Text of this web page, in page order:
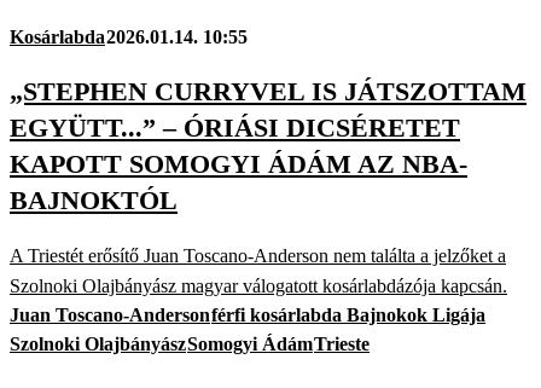
Kosárlabda2026.01.14. 10:55
„STEPHEN CURRYVEL IS JÁTSZOTTAM
EGYÜTT...” – ÓRIÁSI DICSÉRETET
KAPOTT SOMOGYI ÁDÁM AZ NBA-
BAJNOKTÓL
A Triestét erősítő Juan Toscano-Anderson nem találta a jelzőket a
Szolnoki Olajbányász magyar válogatott kosárlabdázója kapcsán.
Juan Toscano-Andersonférfi kosárlabda Bajnokok Ligája
Szolnoki OlajbányászSomogyi ÁdámTrieste